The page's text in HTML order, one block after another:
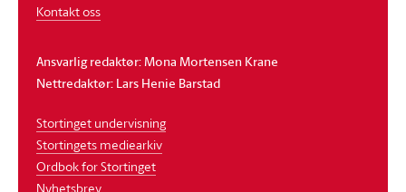
Kontakt oss
Ansvarlig redaktør: Mona Mortensen Krane
Nettredaktør: Lars Henie Barstad
Stortinget undervisning
Stortingets mediearkiv
Ordbok for Stortinget
Nyhetsbrev